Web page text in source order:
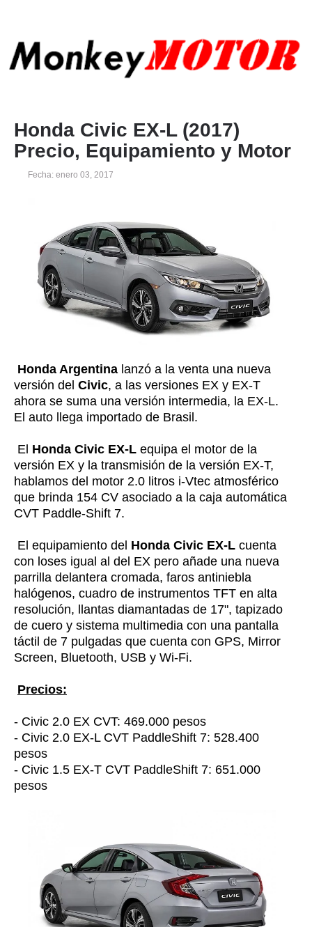
Honda Civic EX-L (2017)
Precio, Equipamiento y Motor
Fecha: enero 03, 2017
Honda Argentina lanzó a la venta una nueva
versión del Civic, a las versiones EX y EX-T
ahora se suma una versión intermedia, la EX-L.
El auto llega importado de Brasil.
El Honda Civic EX-L equipa el motor de la
versión EX y la transmisión de la versión EX-T,
hablamos del motor 2.0 litros i-Vtec atmosférico
que brinda 154 CV asociado a la caja automática
CVT Paddle-Shift 7.
El equipamiento del Honda Civic EX-L cuenta
con loses igual al del EX pero añade una nueva
parrilla delantera cromada, faros antiniebla
halógenos, cuadro de instrumentos TFT en alta
resolución, llantas diamantadas de 17", tapizado
de cuero y sistema multimedia con una pantalla
táctil de 7 pulgadas que cuenta con GPS, Mirror
Screen, Bluetooth, USB y Wi-Fi.
Precios:
- Civic 2.0 EX CVT: 469.000 pesos
- Civic 2.0 EX-L CVT PaddleShift 7: 528.400
pesos
- Civic 1.5 EX-T CVT PaddleShift 7: 651.000
pesos